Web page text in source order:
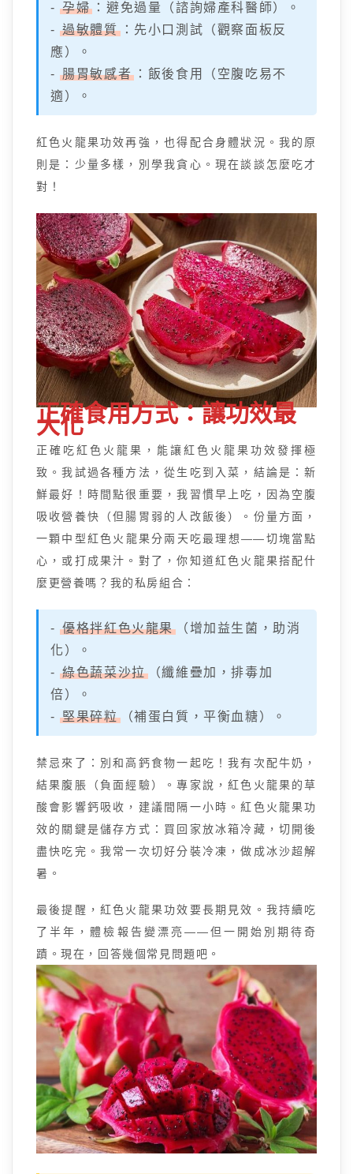
-孕婦 ：避免過量（諮詢婦產科醫師）。
-過敏體質：先小口測試（觀察面板反
應）。
-腸胃敏感者 ：飯後食用（空腹吃易不
適）。
紅色火龍果功效再強，也得配合身體狀況。我的原
則是：少量多樣，別學我貪心。現在談談怎麼吃才
對！
正確食用方式：讓功效最
大化
正確吃紅色火龍果，能讓紅色火龍果功效發揮極
致。我試過各種方法，從生吃到入菜，結論是：新
鮮最好！時間點很重要，我習慣早上吃，因為空腹
吸收營養快（但腸胃弱的人改飯後）。份量方面，
一顆中型紅色火龍果分兩天吃最理想——切塊當點
心，或打成果汁。對了，你知道紅色火龍果搭配什
麼更營養嗎？我的私房組合：
-優格拌紅色火龍果
（增加益生菌，助消
化）。
-綠色蔬菜沙拉（纖維疊加，排毒加
倍）。
-堅果碎粒（補蛋白質，平衡血糖）。
禁忌來了：別和高鈣食物一起吃！我有次配牛奶，
結果腹脹（負面經驗）。專家說，紅色火龍果的草
酸會影響鈣吸收，建議間隔一小時。紅色火龍果功
效的關鍵是儲存方式：買回家放冰箱冷藏，切開後
盡快吃完。我常一次切好分裝冷凍，做成冰沙超解
暑。
最後提醒，紅色火龍果功效要長期見效。我持續吃
了半年，體檢報告變漂亮——但一開始別期待奇
蹟。現在，回答幾個常見問題吧。